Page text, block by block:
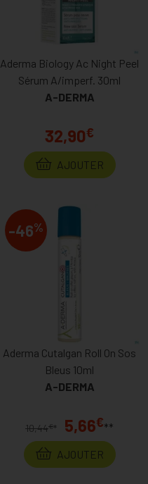
Aderma Biology Ac Night Peel
Sérum A/imperf. 30ml
A-DERMA
32,90€
AJOUTER
-46%
Aderma Cutalgan Roll On Sos
Bleus 10ml
A-DERMA
10,44€* 5,66€**
AJOUTER